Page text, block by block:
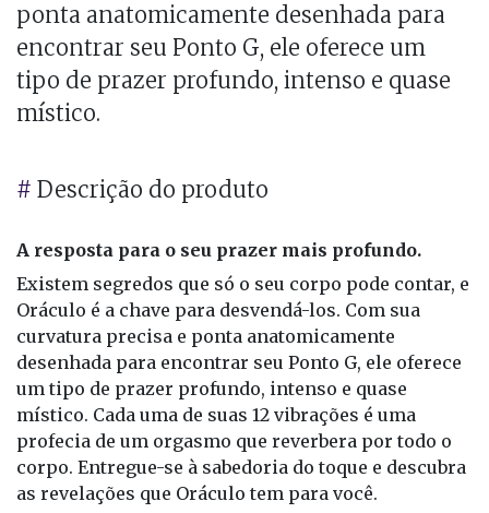
ponta anatomicamente desenhada para
encontrar seu Ponto G, ele oferece um
tipo de prazer profundo, intenso e quase
místico.
# Descrição do produto
A resposta para o seu prazer mais profundo.
Existem segredos que só o seu corpo pode contar, e
Oráculo é a chave para desvendá-los. Com sua
curvatura precisa e ponta anatomicamente
desenhada para encontrar seu Ponto G, ele oferece
um tipo de prazer profundo, intenso e quase
místico. Cada uma de suas 12 vibrações é uma
profecia de um orgasmo que reverbera por todo o
corpo. Entregue-se à sabedoria do toque e descubra
as revelações que Oráculo tem para você.